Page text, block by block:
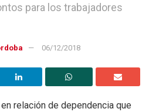
para los trabajadores
06/12/2018
relación de dependencia que